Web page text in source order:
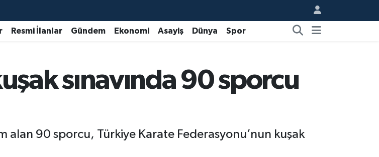
Resmi İlanlar Gündem Ekonomi Asayiş Dünya Spor
sınavında 90 sporcu
alan 90 sporcu, Türkiye Karate Federasyonu’nun kuşak